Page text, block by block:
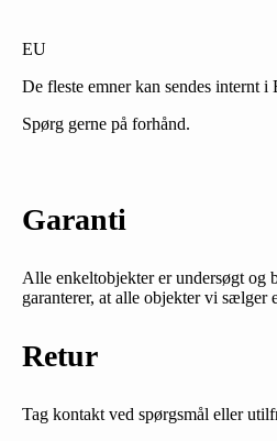
EU
De fleste emner kan sendes internt
Spørg gerne på forhånd.
Garanti
Alle enkeltobjekter er undersøgt og
garanterer, at alle objekter vi sælger
Retur
Tag kontakt ved spørgsmål eller